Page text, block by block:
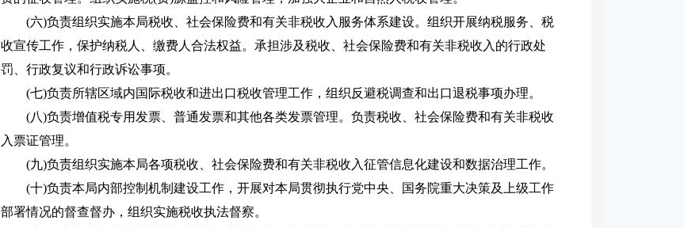
(六)负责组织实施本局税收、社会保险费和有关非税收入服务体系建设。组织开展纳税服务、税
收宣传工作，保护纳税人、缴费人合法权益。承担涉及税收、社会保险费和有关非税收入的行政处
罚、行政复议和行政诉讼事项。
(七)负责所辖区域内国际税收和进出口税收管理工作，组织反避税调查和出口退税事项办理。
(八)负责增值税专用发票、普通发票和其他各类发票管理。负责税收、社会保险费和有关非税收
入票证管理。
(九)负责组织实施本局各项税收、社会保险费和有关非税收入征管信息化建设和数据治理工作。
(十)负责本局内部控制机制建设工作，开展对本局贯彻执行党中央、国务院重大决策及上级工作
部署情况的督查督办，组织实施税收执法督察。